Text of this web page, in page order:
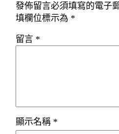
發佈留言必須填寫的電子
填欄位標示為 *
留言 *
顯示名稱 *